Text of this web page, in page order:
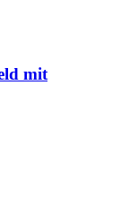
mit